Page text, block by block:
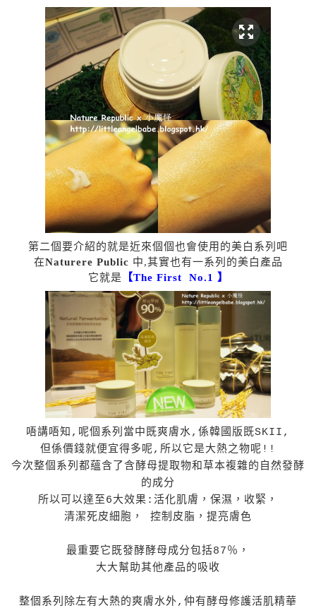
第二個要介紹的就是近來個個也會使用的美白系列吧
在Naturere Public 中,其實也有一系列的美白產品
它就是 【The First No.1 】
唔講唔知,呢個系列當中既爽膚水,係韓國版既SKII,
但係價錢就便宜得多呢,所以它是大熱之物呢!!
今次整個系列都蘊含了含酵母提取物和草本複雜的自然發酵
的成分
所以可以達至6大效果:活化肌膚，保濕，收緊，
清潔死皮細胞， 控制皮脂，提亮膚色
最重要它既發酵酵母成分包括87％，
大大幫助其他產品的吸收
整個系列除左有大熱的爽膚水外,仲有酵母修護活肌精華